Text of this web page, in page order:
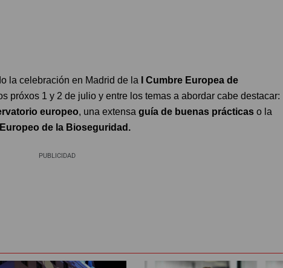
la celebración en Madrid de la I Cumbre Europea de
próxos 1 y 2 de julio y entre los temas a abordar cabe destacar:
europeo, una extensa guía de buenas prácticas o la
de la Bioseguridad.
PUBLICIDAD